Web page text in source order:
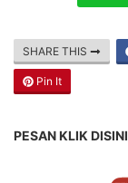
SHARE THIS
Pin It
PESAN KLIK DISINI